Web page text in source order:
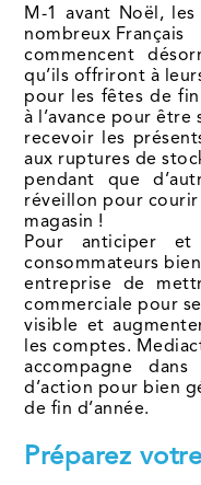
M-1 avant Noël,
nombreux Français
commencent
qu’ils offriront à
pour les fêtes de fin
à l’avance pour être
recevoir les
aux ruptures de
pendant que
réveillon pour
magasin !
Pour anticiper
consommateurs
entreprise de
commerciale pour
visible et
les comptes.
accompagne
d’action pour bien
de fin d’année.
Préparez